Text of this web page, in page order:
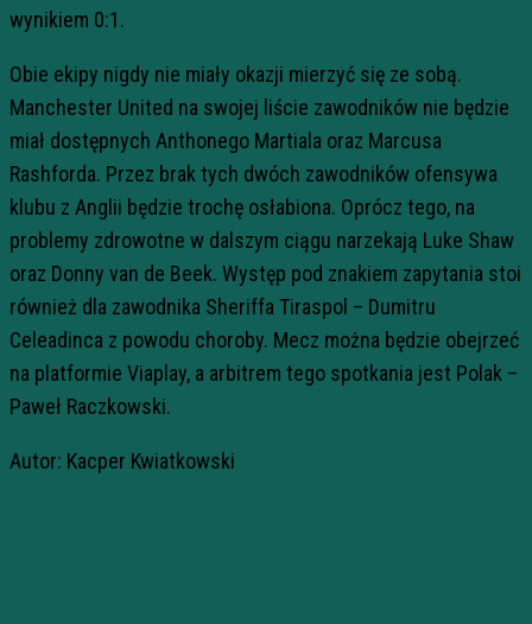
wynikiem 0:1.
Obie ekipy nigdy nie miały okazji mierzyć się ze sobą.
Manchester United na swojej liście zawodników nie będzie
miał dostępnych Anthonego Martiala oraz Marcusa
Rashforda. Przez brak tych dwóch zawodników ofensywa
klubu z Anglii będzie trochę osłabiona. Oprócz tego, na
problemy zdrowotne w dalszym ciągu narzekają Luke Shaw
oraz Donny van de Beek. Występ pod znakiem zapytania stoi
również dla zawodnika Sheriffa Tiraspol – Dumitru
Celeadinca z powodu choroby. Mecz można będzie obejrzeć
na platformie Viaplay, a arbitrem tego spotkania jest Polak –
Paweł Raczkowski.
Autor: Kacper Kwiatkowski